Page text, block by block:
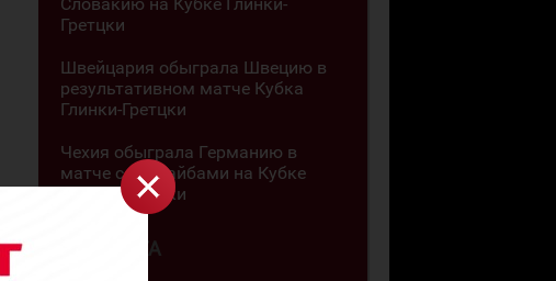
Гретцки
Швейцария обыграла Швецию в
результативном матче Кубка
Глинки-Гретцки
Чехия обыграла Германию в
матче с 11 шайбами на Кубке
Глинки-Гретцки
4 АВГУСТА